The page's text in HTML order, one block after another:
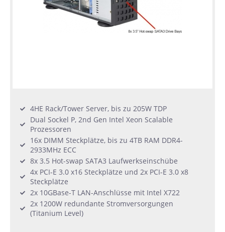
4HE Rack/Tower Server, bis zu 205W TDP
Dual Sockel P, 2nd Gen Intel Xeon Scalable
Prozessoren
16x DIMM Steckplätze, bis zu 4TB RAM DDR4-
2933MHz ECC
8x 3.5 Hot-swap SATA3 Laufwerkseinschübe
4x PCI-E 3.0 x16 Steckplätze und 2x PCI-E 3.0 x8
Steckplätze
2x 10GBase-T LAN-Anschlüsse mit Intel X722
2x 1200W redundante Stromversorgungen
(Titanium Level)